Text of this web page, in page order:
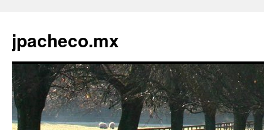
jpacheco.mx